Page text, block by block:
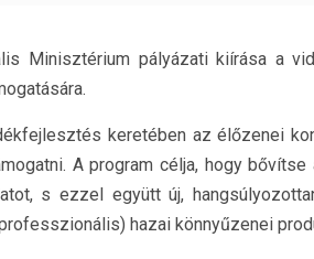
Minisztérium pályázati kiírása a
keretében az élőzenei
A program célja, hogy
s ezzel együtt új,
hazai könnyűzenei